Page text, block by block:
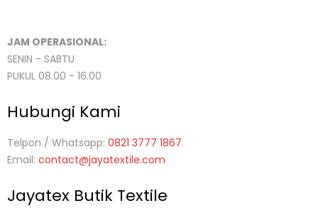
JAM OPERASIONAL:
SENIN - SABTU
PUKUL 08.00 - 16.00
Hubungi Kami
Telpon / Whatsapp: 0821 3777 1867
Email: contact@jayatextile.com
Jayatex Butik Textile